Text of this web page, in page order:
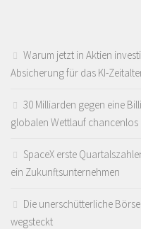
Warum jetzt in Aktien
Absicherung für das KI-
30 Milliarden gegen eine
globalen Wettlauf chancenlos
SpaceX erste
ein Zukunftsunternehmen
Die unerschütterliche
wegsteckt